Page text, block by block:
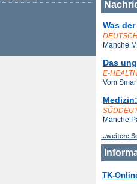
Was
Manche
Das
E-
Vom
Manche
...weitere
TK-